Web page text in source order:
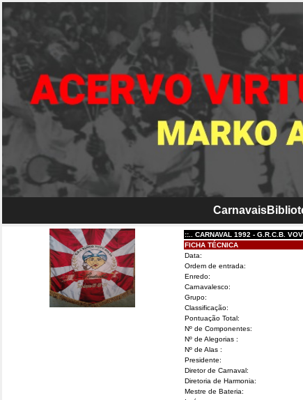
Carnavais
::.. CARNAVAL 1992 - G.R.C.B.
FICHA TÉCNICA
Data:
Ordem de entrada:
Enredo:
Carnavalesco:
Grupo:
Classificação:
Pontuação Total:
Nº de Componentes:
Nº de Alegorias :
Nº de Alas :
Presidente:
Diretor de Carnaval:
Diretoria de Harmonia:
Mestre de Bateria: